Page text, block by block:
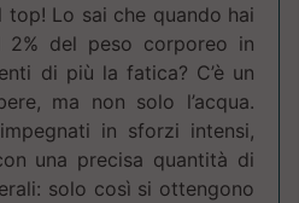
top! Lo sai che quando hai
del peso corporeo in
di più la fatica? C’è un
ma non solo l’acqua.
in sforzi intensi,
una precisa quantità di
solo così si ottengono